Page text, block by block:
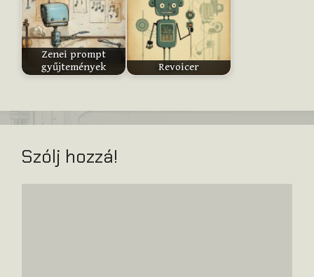
Zenei prompt
gyűjtemények
Revoicer
Szólj hozzá!